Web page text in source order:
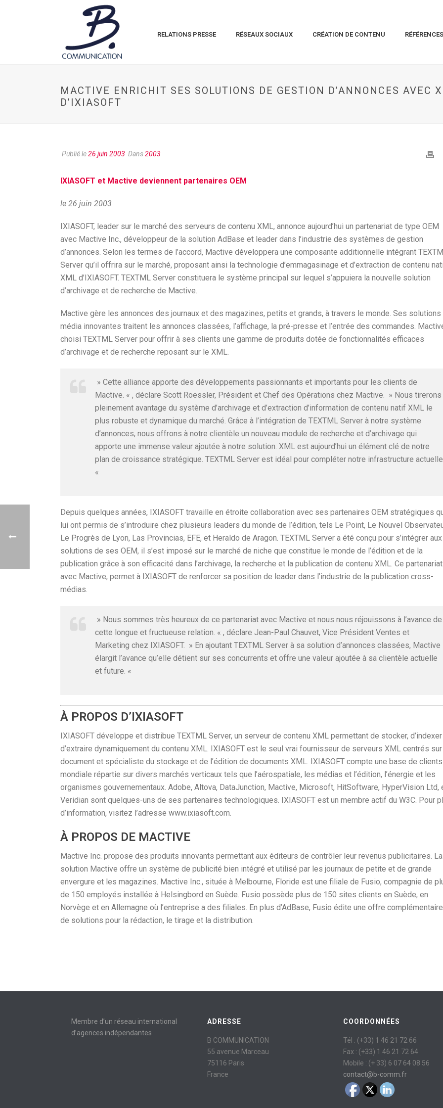
RELATIONS PRESSE RÉSEAUX SOCIAUX CRÉATION DE CONTENU RÉFÉRENCES
MACTIVE ENRICHIT SES SOLUTIONS DE GESTION D’ANNONCES AVEC
D’IXIASOFT
Publié le26 juin 2003 Dans2003
IXIASOFT et Mactive deviennent partenaires OEM
le 26 juin 2003
IXIASOFT, leader sur le marché des serveurs de contenu XML, annonce aujourd’hui un partenariat de type OEM
avec Mactive Inc., développeur de la solution AdBase et leader dans l’industrie des systèmes de gestion
d’annonces. Selon les termes de l’accord, Mactive développera une composante additionnelle intégrant
Server qu’il offrira sur le marché, proposant ainsi la technologie d’emmagasinage et d’extraction de contenu
XML d’IXIASOFT. TEXTML Server constituera le système principal sur lequel s’appuiera la nouvelle solution
d’archivage et de recherche de Mactive.
Mactive gère les annonces des journaux et des magazines, petits et grands, à travers le monde. Ses solutions
média innovantes traitent les annonces classées, l’affichage, la pré-presse et l’entrée des commandes.
choisi TEXTML Server pour offrir à ses clients une gamme de produits dotée de fonctionnalités efficaces
d’archivage et de recherche reposant sur le XML.
» Cette alliance apporte des développements passionnants et importants pour les clients de
Mactive. « , déclare Scott Roessler, Président et Chef des Opérations chez Mactive. » Nous tirerons
pleinement avantage du système d’archivage et d’extraction d’information de contenu natif XML le
plus robuste et dynamique du marché. Grâce à l’intégration de TEXTML Server à notre système
d’annonces, nous offrons à notre clientèle un nouveau module de recherche et d’archivage qui
apporte une immense valeur ajoutée à notre solution. XML est aujourd’hui un élément clé de notre
plan de croissance stratégique. TEXTML Server est idéal pour compléter notre infrastructure
«
Depuis quelques années, IXIASOFT travaille en étroite collaboration avec ses partenaires OEM stratégiques
lui ont permis de s’introduire chez plusieurs leaders du monde de l’édition, tels Le Point, Le Nouvel
Le Progrès de Lyon, Las Provincias, EFE, et Heraldo de Aragon. TEXTML Server a été conçu pour s’intégrer aux
solutions de ses OEM, il s’est imposé sur le marché de niche que constitue le monde de l’édition et de la
publication grâce à son efficacité dans l’archivage, la recherche et la publication de contenu XML. Ce partenariat
avec Mactive, permet à IXIASOFT de renforcer sa position de leader dans l’industrie de la publication cross-
médias.
» Nous sommes très heureux de ce partenariat avec Mactive et nous nous réjouissons à l’avance de
cette longue et fructueuse relation. « , déclare Jean-Paul Chauvet, Vice Président Ventes et
Marketing chez IXIASOFT. » En ajoutant TEXTML Server à sa solution d’annonces classées, Mactive
élargit l’avance qu’elle détient sur ses concurrents et offre une valeur ajoutée à sa clientèle actuelle
et future. «
À PROPOS D’IXIASOFT
IXIASOFT développe et distribue TEXTML Server, un serveur de contenu XML permettant de stocker,
d’extraire dynamiquement du contenu XML. IXIASOFT est le seul vrai fournisseur de serveurs XML centrés
document et spécialiste du stockage et de l’édition de documents XML. IXIASOFT compte une base de clients
mondiale répartie sur divers marchés verticaux tels que l’aérospatiale, les médias et l’édition, l’énergie et les
organismes gouvernementaux. Adobe, Altova, DataJunction, Mactive, Microsoft, HitSoftware, HyperVision Ltd,
Veridian sont quelques-uns de ses partenaires technologiques. IXIASOFT est un membre actif du W3C. Pour
d’information, visitez l’adresse www.ixiasoft.com.
À PROPOS DE MACTIVE
Mactive Inc. propose des produits innovants permettant aux éditeurs de contrôler leur revenus publicitaires. La
solution Mactive offre un système de publicité bien intégré et utilisé par les journaux de petite et de grande
envergure et les magazines. Mactive Inc., située à Melbourne, Floride est une filiale de Fusio, compagnie de
de 150 employés installée à Helsingbord en Suède. Fusio possède plus de 150 sites clients en Suède, en
Norvège et en Allemagne où l’entreprise a des filiales. En plus d’AdBase, Fusio édite une offre complémentaire
de solutions pour la rédaction, le tirage et la distribution.
Membre d’un réseau international
d’agences indépendantes
ADRESSE
B COMMUNICATION
55 avenue Marceau
75116 Paris
France
COORDONNÉES
Tél : (+33) 1 46 21 72 66
Fax : (+33) 1 46 21 72 64
Mobile : (+ 33) 6 07 64 08 56
contact@b-comm.fr